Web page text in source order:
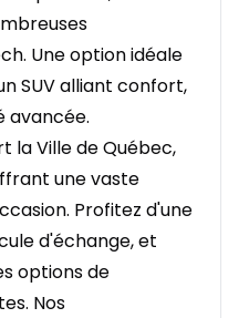
Une option idéale
SUV alliant confort,
avancée.
la Ville de Québec,
une vaste
Profitez d'une
d'échange, et
options de
Nos